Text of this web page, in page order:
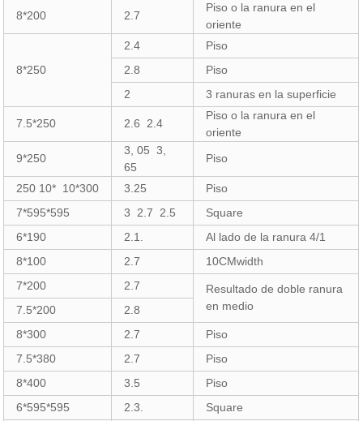
8*200 2.7
Piso o la ranura en el
oriente
8*250
2.4
Piso
2.8
Piso
2
3 ranuras en la superficie
7.5*250 2.6 2.4
Piso o la ranura en el
oriente
9*250
3, 05 3,
65
Piso
250 10* 10*300 3.25
Piso
7*595*595
3 2.7 2.5
Square
6*190
2.1.
Al lado de la ranura 4/1
8*100
2.7
10CMwidth
7*200
2.7
Resultado de doble ranura
en medio
7.5*200
2.8
8*300
2.7
Piso
7.5*380
2.7
Piso
8*400
3.5
Piso
6*595*595
2.3. Square